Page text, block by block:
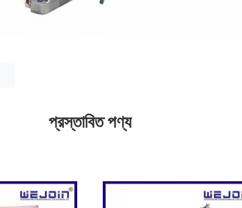
প্রস্তাবিত পণ্য